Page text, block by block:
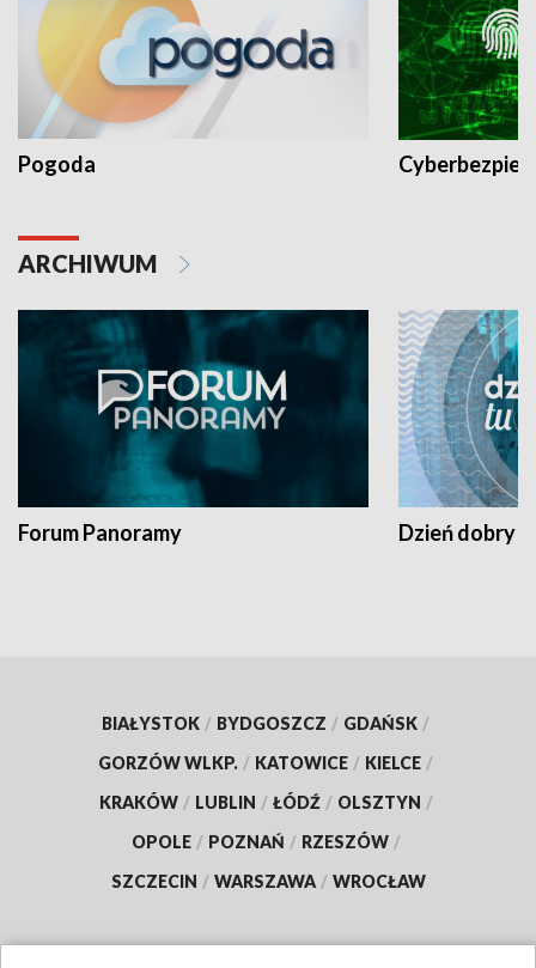
Pogoda
ARCHIWUM
Forum Panoramy Dzień dobry
BIAŁYSTOK / BYDGOSZCZ / GDAŃSK /
GORZÓW WLKP. / KATOWICE / KIELCE /
KRAKÓW / LUBLIN / ŁÓDŹ / OLSZTYN /
OPOLE / POZNAŃ / RZESZÓW /
SZCZECIN / WARSZAWA / WROCŁAW